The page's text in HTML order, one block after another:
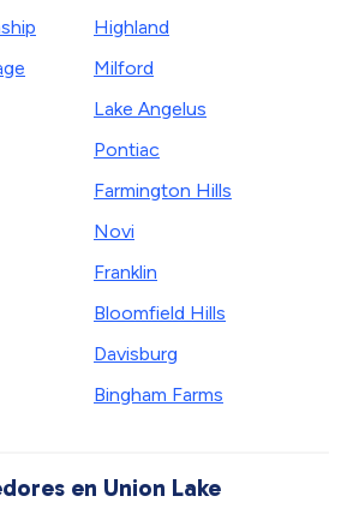
Highland
Milford
Lake Angelus
Pontiac
Farmington Hills
Novi
Franklin
Bloomfield Hills
Davisburg
Bingham Farms
en Union Lake